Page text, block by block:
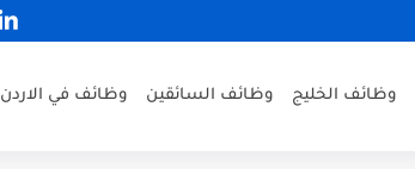
وظائف الخليج وظائف السائقين وظائف في الاردن